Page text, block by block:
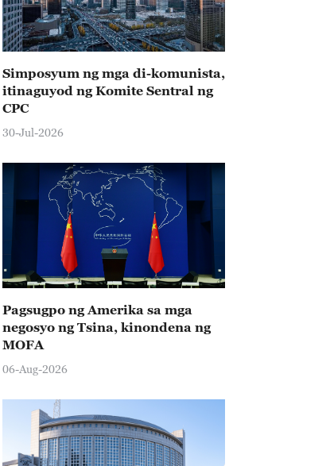
Simposyum ng mga di-komunista,
itinaguyod ng Komite Sentral ng
CPC
30-Jul-2026
Pagsugpo ng Amerika sa mga
negosyo ng Tsina, kinondena ng
MOFA
06-Aug-2026